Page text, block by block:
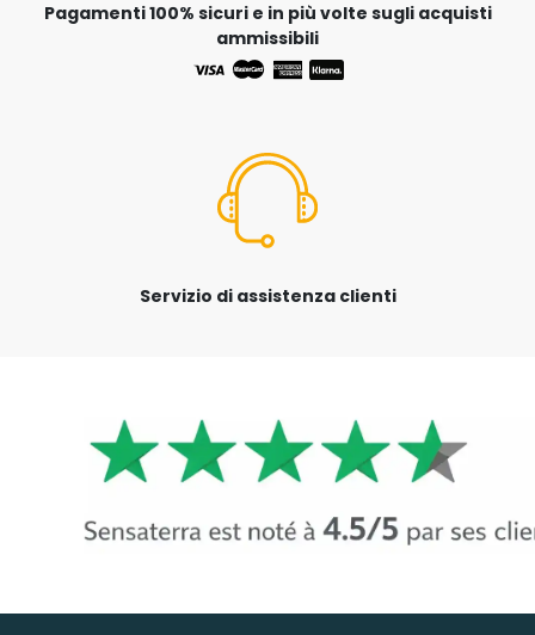
Pagamenti 100% sicuri e in più volte sugli acquisti
ammissibili
Servizio di assistenza clienti